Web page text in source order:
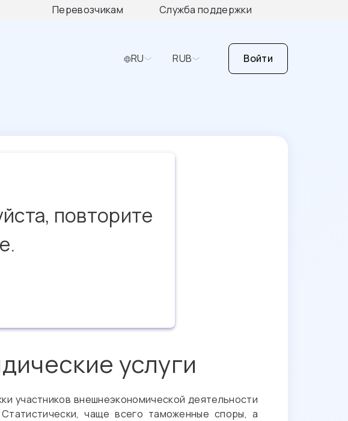
Перевозчикам Служба поддержки
RU RUB Войти
повторите
услуги
участников внешнеэкономической деятельности
чаще всего таможенные споры, а